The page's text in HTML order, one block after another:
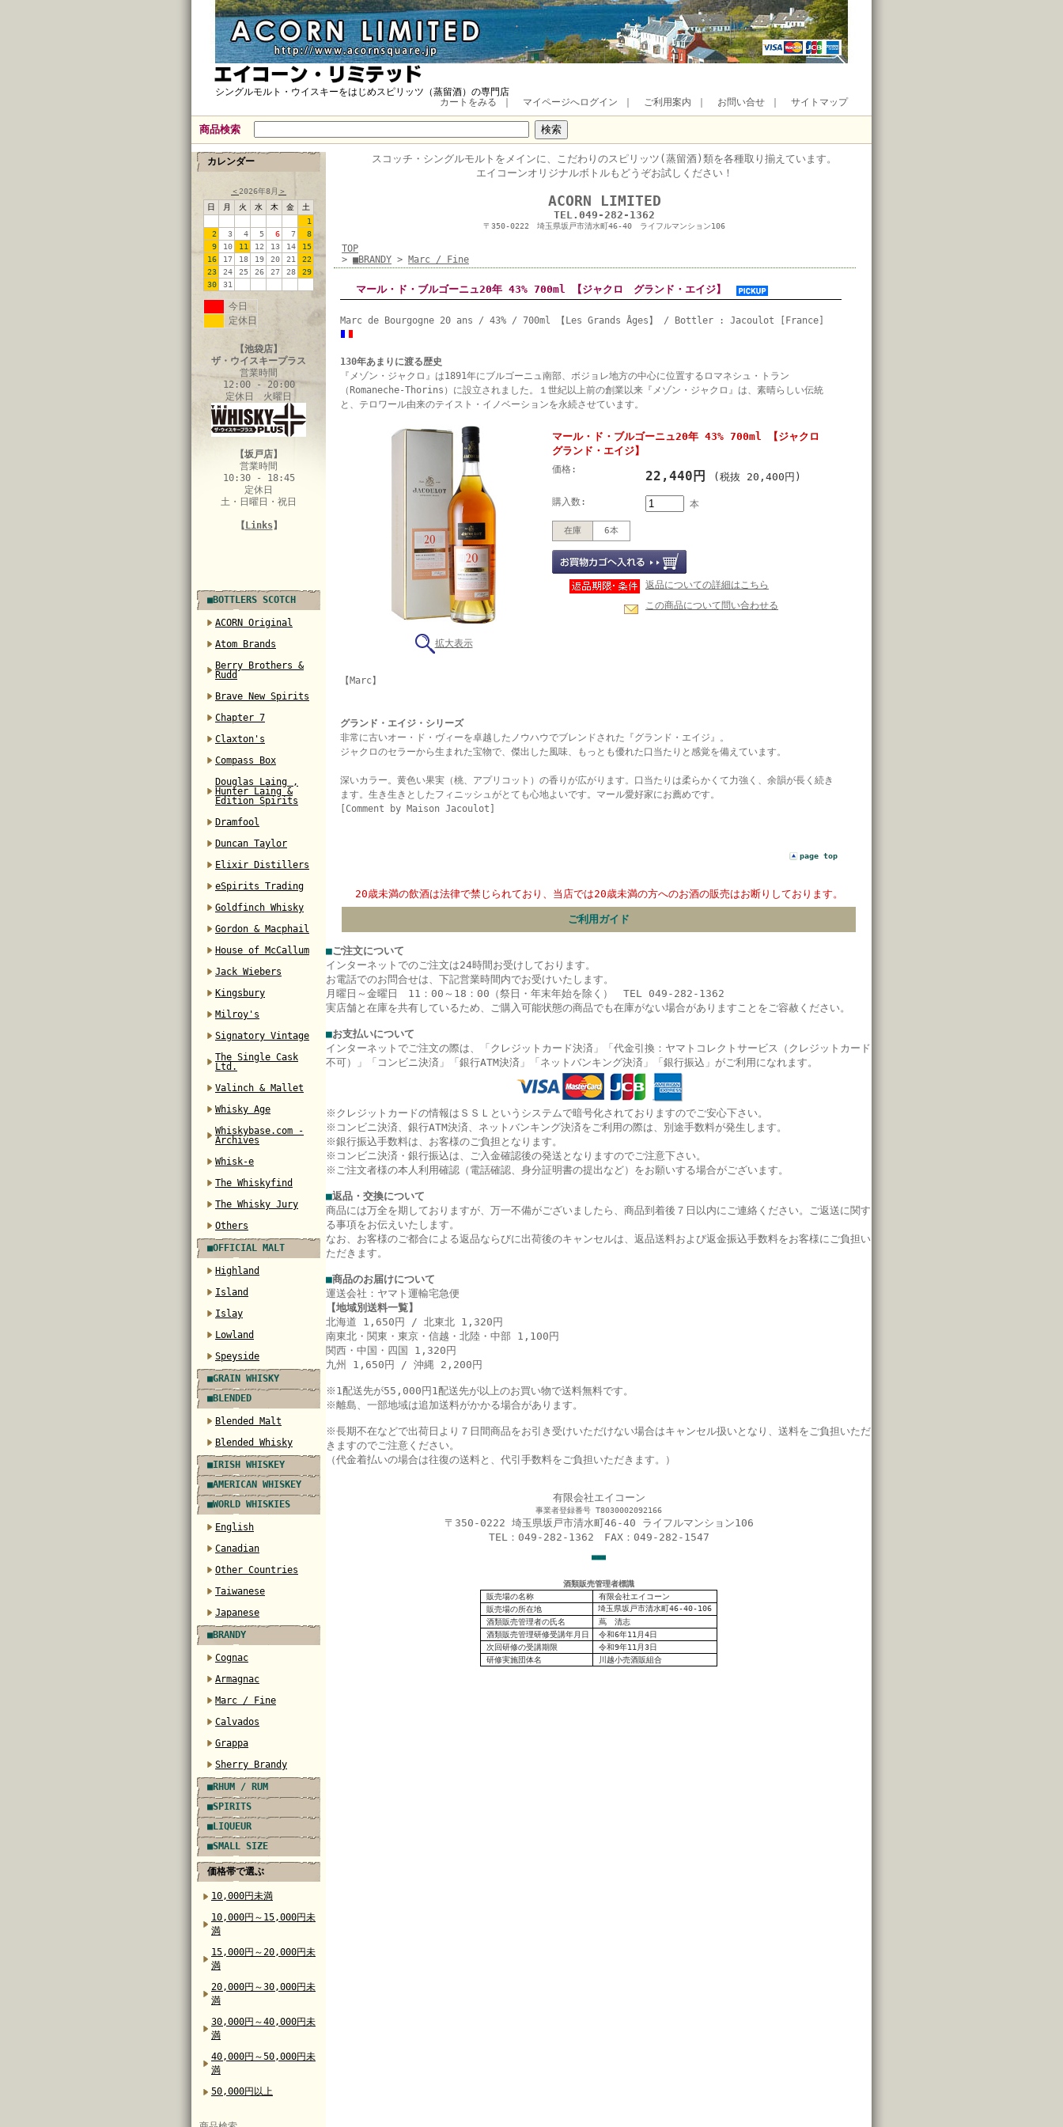
シングルモルト・ウイスキーをはじめスピリッツ（蒸留酒）の専門店
カートをみる
マイページへログイン ご利用案内 お問い合せ サイトマップ
商品検索
カレンダー
＜2026年8月 ＞
日
月 火 水 木 金
土
1
2
3 4 5 6 7
8
9
10 11 12 13 14
15
16
17 18 19 20 21
22
23
24 25 26 27 28
29
30
31
今日
定休日
【池袋店】
ザ・ウイスキープラス
営業時間
12:00 - 20:00
定休日 火曜日
【坂戸店】
営業時間
10:30 - 18:45
定休日
土・日曜日・祝日
【 Links】
■BOTTLERS SCOTCH
ACORN Original
Atom Brands
Berry Brothers &
Rudd
Brave New Spirits
Chapter 7
Claxton's
Compass Box
Douglas Laing ,
Hunter Laing &
Edition Spirits
Dramfool
Duncan Taylor
Elixir Distillers
eSpirits Trading
Goldfinch Whisky
Gordon & Macphail
House of McCallum
Jack Wiebers
Kingsbury
Milroy's
Signatory Vintage
The Single Cask
Ltd.
Valinch & Mallet
Whisky Age
Whiskybase.com -
Archives
Whisk-e
The Whiskyfind
The Whisky Jury
Others
■OFFICIAL MALT
Highland
Island
Islay
Lowland
Speyside
■GRAIN WHISKY
■BLENDED
Blended Malt
Blended Whisky
■IRISH WHISKEY
■AMERICAN WHISKEY
■WORLD WHISKIES
English
Canadian
Other Countries
Taiwanese
Japanese
■BRANDY
Cognac
Armagnac
Marc / Fine
Calvados
Grappa
Sherry Brandy
■RHUM / RUM
■SPIRITS
■LIQUEUR
■SMALL SIZE
価格帯で選ぶ
10,000円未満
10,000円～15,000円未
満
15,000円～20,000円未
満
20,000円～30,000円未
満
30,000円～40,000円未
満
40,000円～50,000円未
満
50,000円以上
スコッチ・ シングルモルトをメインに、 こだわりのスピリッツ(蒸留酒)類を各種取り揃えています。
エイコーンオリジナルボトルもどうぞお試しください！
ACORN LIMITED
TEL.049-282-1362
〒350-0222 埼玉県坂戸市清水町46-40 ライフルマンション106
TOP
> ■BRANDY > Marc / Fine
マール・ド・ブルゴーニュ20年 43% 700ml 【ジャクロ グランド・エイジ】
Marc de Bourgogne 20 ans / 43% / 700ml 【Les Grands Âges】 / Bottler : Jacoulot [France]
130年あまりに渡る歴史
『メゾン・ジャクロ』は1891年にブルゴーニュ南部、ボジョレ地方の中心に位置するロマネシュ・トラン
（Romaneche-Thorins）に設立されました。１世紀以上前の創業以来『メゾン・ジャクロ』は、素晴らしい伝統
と、テロワール由来のテイスト・イノベーションを永続させています。
拡大表示
マール・ド・ブルゴーニュ20年 43% 700ml 【ジャクロ
グランド・エイジ】
価格: 22,440円 (税抜 20,400円)
購入数: 本
在庫 6本
返品についての詳細はこちら
この商品について問い合わせる
【Marc】
グランド・エイジ・シリーズ
非常に古いオー・ド・ヴィーを卓越したノウハウでブレンドされた『グランド・エイジ』。
ジャクロのセラーから生まれた宝物で、傑出した風味、もっとも優れた口当たりと感覚を備えています。
深いカラー。黄色い果実（桃、アプリコット）の香りが広がります。口当たりは柔らかくて力強く、余韻が長く続き
ます。生き生きとしたフィニッシュがとても心地よいです。マール愛好家にお薦めです。
[Comment by Maison Jacoulot]
page top
20歳未満の飲酒は法律で禁じられており、当店では20歳未満の方へのお酒の販売はお断りしております。
ご利用ガイド
■ご注文について
インターネットでのご注文は24時間お受けしております。
お電話でのお問合せは、下記営業時間内でお受けいたします。
月曜日～金曜日 11：00～18：00（祭日・年末年始を除く） TEL 049-282-1362
実店舗と在庫を共有しているため、ご購入可能状態の商品でも在庫がない場合がありますことをご容赦ください。
■お支払いについて
インターネットでご注文の際は、「クレジットカード決済」「代金引換：ヤマトコレクトサービス（クレジットカード
不可）」
「コンビニ決済」 「銀行ATM決済」「ネットバンキング決済」 「銀行振込」がご利用になれます。
※クレジットカードの情報はＳＳＬというシステムで暗号化されておりますのでご安心下さい。
※コンビニ決済、銀行ATM決済、ネットバンキング決済をご利用の際は、別途手数料が発生します。
※銀行振込手数料は、お客様のご負担となります。
※コンビニ決済・銀行振込は、ご入金確認後の発送となりますのでご注意下さい。
※ご注文者様の本人利用確認（電話確認、身分証明書の提出など）をお願いする場合がございます。
■返品・交換について
商品には万全を期しておりますが、万一不備がございましたら、商品到着後７日以内にご連絡ください。 ご返送に関す
る事項をお伝えいたします。
なお、お客様のご都合による返品ならびに出荷後のキャンセルは、返品送料および返金振込手数料をお客様にご負担い
ただきます。
■商品のお届けについて
運送会社：ヤマト運輸宅急便
【地域別送料一覧】
北海道 1,650円 / 北東北 1,320円
南東北・関東・東京・信越・北陸・中部 1,100円
関西・中国・四国 1,320円
九州 1,650円 / 沖縄 2,200円
※ 1配送先が55,000円1配送先が以上のお買い物で送料無料です。
※離島、一部地域は追加送料がかかる場合があります。
※長期不在などで出荷日より７日間商品をお引き受けいただけない場合はキャンセル扱いとなり、 送料をご負担いただ
きますのでご注意ください。
（代金着払いの場合は往復の送料と、代引手数料をご負担いただきます。）
有限会社エイコーン
事業者登録番号 T8030002092166
〒350-0222 埼玉県坂戸市清水町46-40 ライフルマンション106
TEL：049-282-1362 FAX：049-282-1547
■■■
酒類販売管理者標識
販売場の名称
有限会社エイコーン
販売場の所在地
埼玉県坂戸市清水町46-40-106
酒類販売管理者の氏名
蔦 清志
酒類販売管理研修受講年月日
令和6年11月4日
次回研修の受講期限
令和9年11月3日
研修実施団体名
川越小売酒販組合